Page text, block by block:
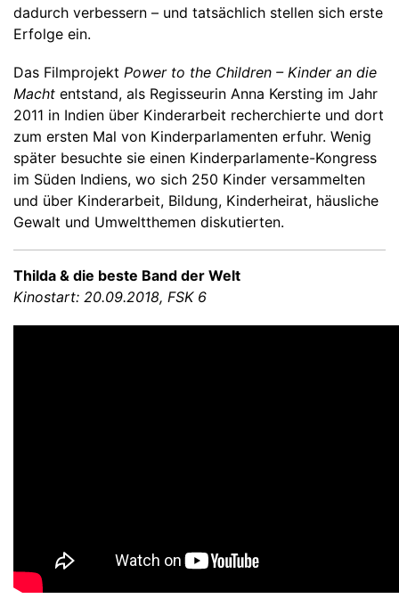
dadurch verbessern – und tatsächlich stellen sich erste
Erfolge ein.
Das Filmprojekt Power to the Children – Kinder an die
Macht entstand, als Regisseurin Anna Kersting im Jahr
2011 in Indien über Kinderarbeit recherchierte und dort
zum ersten Mal von Kinderparlamenten erfuhr. Wenig
später besuchte sie einen Kinderparlamente-Kongress
im Süden Indiens, wo sich 250 Kinder versammelten
und über Kinderarbeit, Bildung, Kinderheirat, häusliche
Gewalt und Umweltthemen diskutierten.
Thilda & die beste Band der Welt
Kinostart: 20.09.2018, FSK 6